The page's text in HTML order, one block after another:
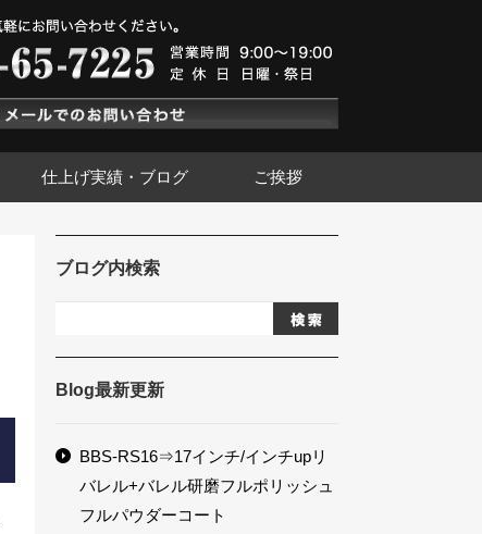
仕上げ実績・ブログ ご挨拶
ブログ内検索
Blog最新更新
BBS-RS16⇒17インチ/インチupリ
バレル+バレル研磨フルポリッシュ
フルパウダーコート